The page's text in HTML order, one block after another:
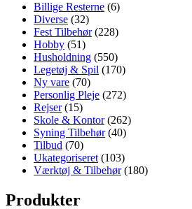
Billige Resterne (6)
Diverse (32)
Fest Tilbehør (228)
Hobby (51)
Husholdning (550)
Legetøj & Spil (170)
Ny vare (70)
Personlig Pleje (272)
Rejser (15)
Skole & Kontor (262)
Syning Tilbehør (40)
Tilbud (70)
Ukategoriseret (103)
Værktøj & Tilbehør (180)
Produkter